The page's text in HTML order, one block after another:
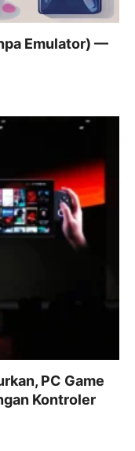
Emulator) —
PC Game
Kontroler